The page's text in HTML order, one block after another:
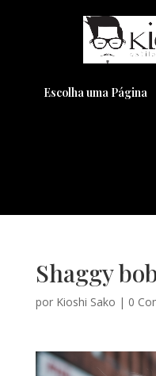
Escolha uma Página
Shaggy
por Kioshi Sako | 0
Pensando